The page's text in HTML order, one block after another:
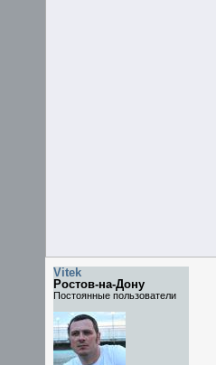
Vitek
Ростов-на-Дону
Постоянные пользователи